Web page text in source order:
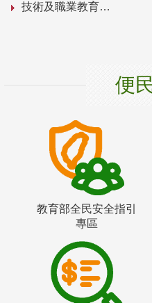
技術及職業教育
便
教育部全民安全指引
專區